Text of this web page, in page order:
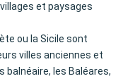
et paysages
ou la Sicile sont
villes anciennes et
balnéaire, les Baléares,